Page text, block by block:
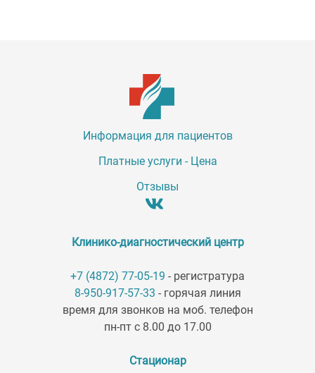
Информация для пациентов
Платные услуги - Цена
Отзывы
Клинико-диагностический центр
+7 (4872) 77-05-19 - регистратура
8-950-917-57-33 - горячая линия
время для звонков на моб. телефон
пн-пт с 8.00 до 17.00
Стационар